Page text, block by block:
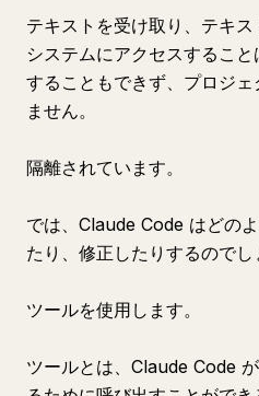
テキストを受け取り、テキ
システムにアクセスするこ
することもできず、プロジ
ません。
隔離されています。
では、Claude Code はどの
たり、修正したりするのでし
ツールを使用します。
ツールとは、Claude Code